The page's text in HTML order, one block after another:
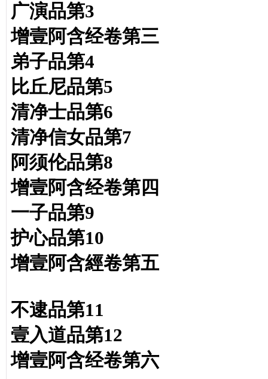
广演品第3
增壹阿含经卷第三
弟子品第4
比丘尼品第5
清净士品第6
清净信女品第7
阿须伦品第8
增壹阿含经卷第四
一子品第9
护心品第10
增壹阿含經卷第五
不逮品第11
壹入道品第12
增壹阿含经卷第六